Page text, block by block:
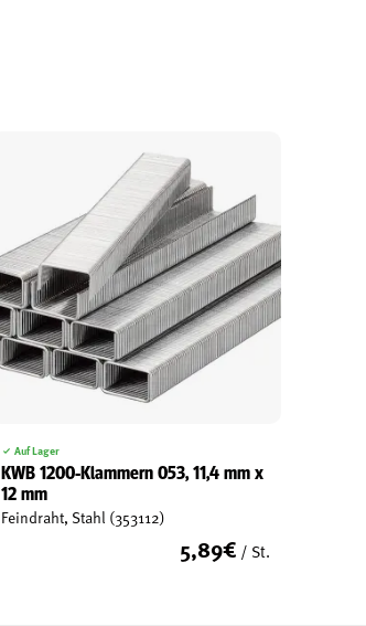
Auf Lager
KWB 1200-Klammern 053, 11,4 mm x
12 mm
Feindraht, Stahl (353112)
5,89€ / St.